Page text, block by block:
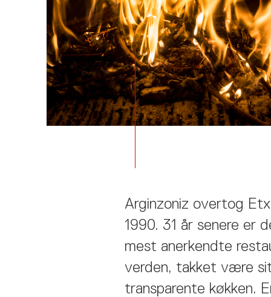
Arginzoniz overtog
1990. 31 år senere er
mest anerkendte
verden, takket være
transparente køkken.